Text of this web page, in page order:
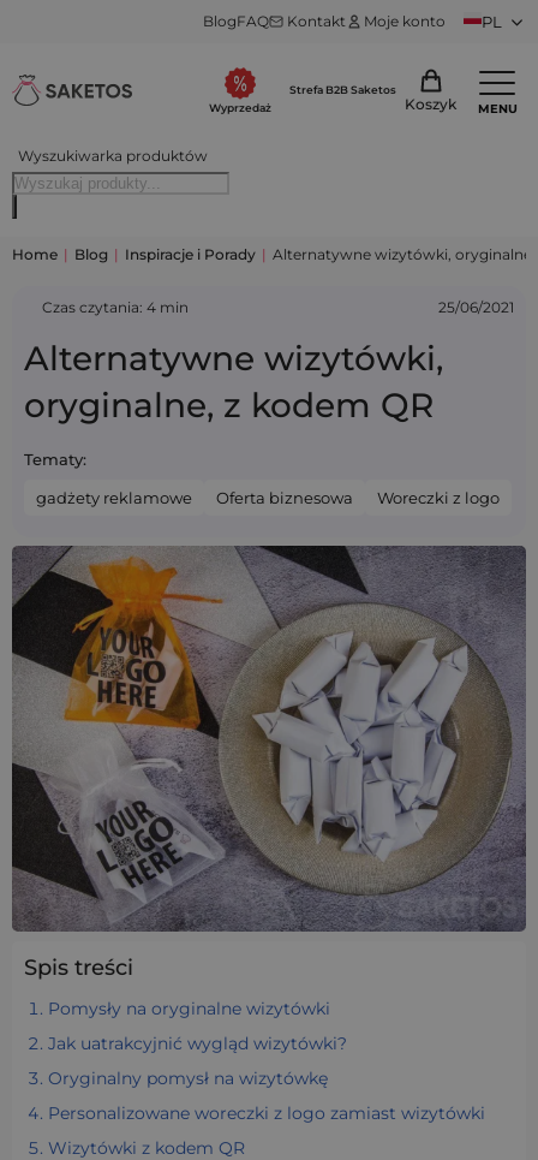
BlogFAQ Kontakt Moje konto PL
Wyszukiwarka produktów
Wyprzedaż
Strefa B2B Saketos
Koszyk MENU
Home | Blog | Inspiracje i Porady | Alternatywne wizytówki, oryginalne,
Czas czytania: 4 min 25/06/2021
Alternatywne wizytówki,
oryginalne, z kodem QR
Tematy:
gadżety reklamowe Oferta biznesowa Woreczki z logo
Spis treści
Pomysły na oryginalne wizytówki
Jak uatrakcyjnić wygląd wizytówki?
Oryginalny pomysł na wizytówkę
Personalizowane woreczki z logo zamiast wizytówki
Wizytówki z kodem QR